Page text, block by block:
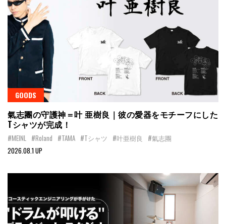
GOODS
氣志團の守護神＝叶 亜樹良｜彼の愛器をモチーフにした
Tシャツが完成！
#MEINL #Roland #TAMA #Tシャツ #叶亜樹良
#氣志團
2026.08.1 UP